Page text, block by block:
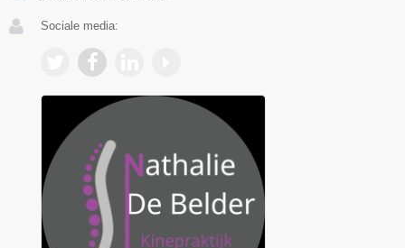
Sociale media: